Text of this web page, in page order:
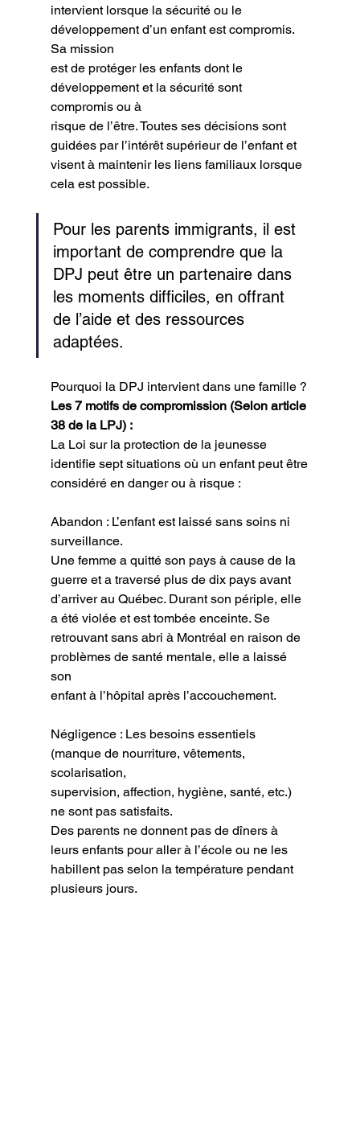
intervient lorsque la sécurité ou le
développement d’un enfant est compromis.
Sa mission
est de protéger les enfants dont le
développement et la sécurité sont
compromis ou à
risque de l’être. Toutes ses décisions sont
guidées par l’intérêt supérieur de l’enfant et
visent à maintenir les liens familiaux lorsque
cela est possible.
Pour les parents immigrants, il est
important de comprendre que la
DPJ peut être un partenaire dans
les moments difficiles, en offrant
de l’aide et des ressources
adaptées.
Pourquoi la DPJ intervient dans une famille ?
Les 7 motifs de compromission (Selon article
38 de la LPJ) :
La Loi sur la protection de la jeunesse
identifie sept situations où un enfant peut être
considéré en danger ou à risque :
Abandon : L’enfant est laissé sans soins ni
surveillance.
Une femme a quitté son pays à cause de la
guerre et a traversé plus de dix pays avant
d’arriver au Québec. Durant son périple, elle
a été violée et est tombée enceinte. Se
retrouvant sans abri à Montréal en raison de
problèmes de santé mentale, elle a laissé
son
enfant à l’hôpital après l’accouchement.
Négligence : Les besoins essentiels
(manque de nourriture, vêtements,
scolarisation,
supervision, affection, hygiène, santé, etc.)
ne sont pas satisfaits.
Des parents ne donnent pas de dîners à
leurs enfants pour aller à l’école ou ne les
habillent pas selon la température pendant
plusieurs jours.